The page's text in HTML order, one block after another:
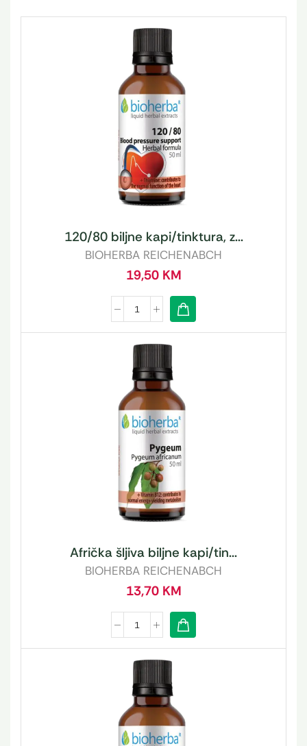
120/80 biljne kapi/tinktura, z...
BIOHERBA REICHENABCH
19,50 KM
Afrička šljiva biljne kapi/tin...
BIOHERBA REICHENABCH
13,70 KM